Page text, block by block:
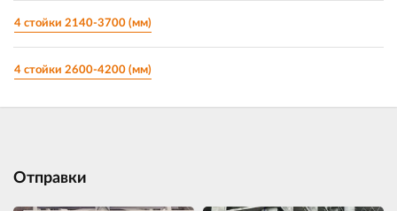
4 стойки 2140-3700 (мм)
4 стойки 2600-4200 (мм)
Отправки